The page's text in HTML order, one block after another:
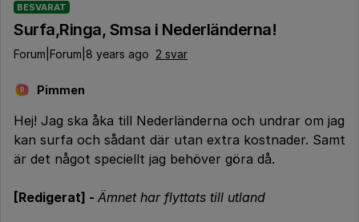
BESVARAT
Surfa,Ringa, Smsa i Nederländerna!
Forum|Forum|8 years ago 2 svar
P Pimmen
Hej! Jag ska åka till Nederländerna och undrar om jag
kan surfa och sådant där utan extra kostnader. Samt
är det något speciellt jag behöver göra då.
[Redigerat] - Ämnet har flyttats till utland